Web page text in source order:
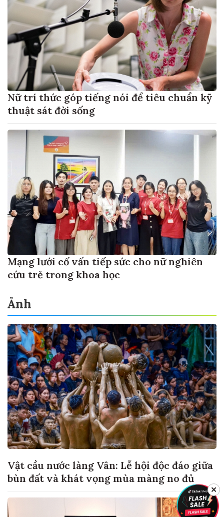
Nữ trí thức góp tiếng nói để tiêu chuẩn kỹ
thuật sát đời sống
Mạng lưới cố vấn tiếp sức cho nữ nghiên
cứu trẻ trong khoa học
Ảnh
Vật cầu nước làng Vân: Lễ hội độc đáo giữa
bùn đất và khát vọng mùa màng no đủ
✕